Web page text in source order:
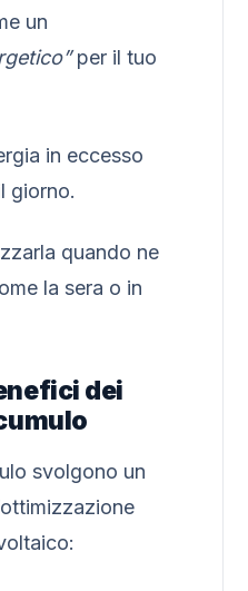
un
per il tuo
in eccesso
giorno.
quando ne
la sera o in
dei
svolgono un